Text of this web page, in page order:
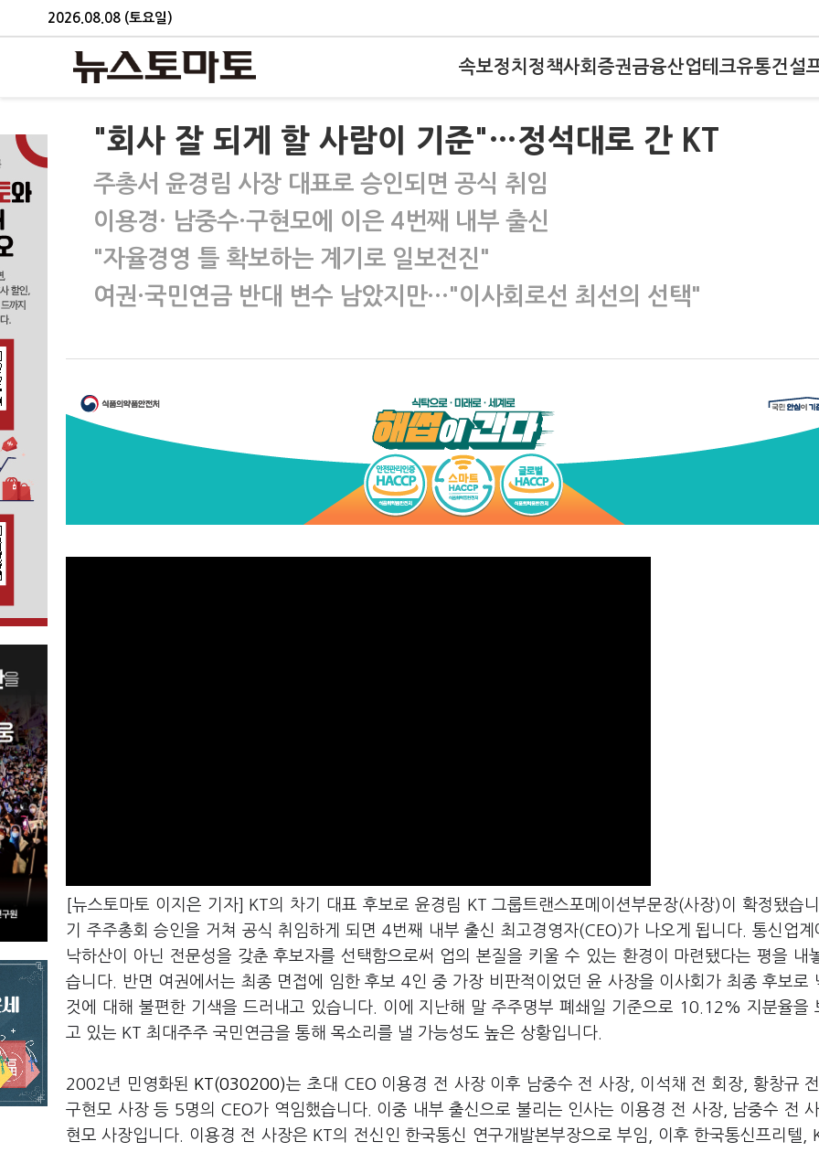
2026.08.08 (토요일)
속보정치 정책사회 증권금융산업테크유통건설
"회사 잘 되게 할 사람이 기준"…정석대로 간 KT
주총서 윤경림 사장 대표로 승인되면 공식 취임
이용경· 남중수·구현모에 이은 4번째 내부 출신
"자율경영 틀 확보하는 계기로 일보전진"
여권·국민연금 반대 변수 남았지만…"이사회로선 최선의 선택"
[뉴스토마토 이지은 기자] KT의 차기 대표 후보로 윤경림 KT 그룹트랜스포메이션부문장(사장)이 확정됐습
기 주주총회 승인을 거쳐 공식 취임하게 되면 4번째 내부 출신 최고경영자(CEO)가 나오게 됩니다. 통신업계
낙하산이 아닌 전문성을 갖춘 후보자를 선택함으로써 업의 본질을 키울 수 있는 환경이 마련됐다는 평을 내
습니다. 반면 여권에서는 최종 면접에 임한 후보 4인 중 가장 비판적이었던 윤 사장을 이사회가 최종 후보로
것에 대해 불편한 기색을 드러내고 있습니다. 이에 지난해 말 주주명부 폐쇄일 기준으로 10.12% 지분율을
고 있는 KT 최대주주 국민연금을 통해 목소리를 낼 가능성도 높은 상황입니다.
2002년 민영화된 KT(030200)는 초대 CEO 이용경 전 사장 이후 남중수 전 사장, 이석채 전 회장, 황창규
구현모 사장 등 5명의 CEO가 역임했습니다. 이중 내부 출신으로 불리는 인사는 이용경 전 사장, 남중수 전
현모 사장입니다. 이용경 전 사장은 KT의 전신인 한국통신 연구개발본부장으로 부임, 이후 한국통신프리텔,